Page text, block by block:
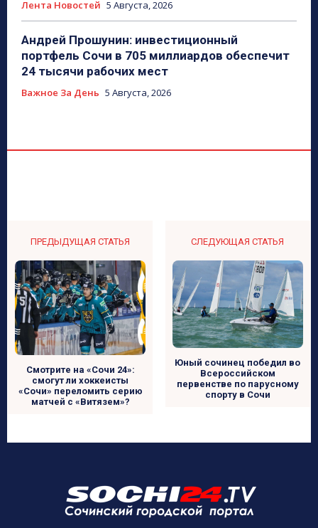
Лента Новостей 5 Августа, 2026
Андрей Прошунин: инвестиционный
портфель Сочи в 705 миллиардов обеспечит
24 тысячи рабочих мест
Важное За День 5 Августа, 2026
ПРЕДЫДУЩАЯ СТАТЬЯ
Смотрите на «Сочи 24»:
смогут ли хоккеисты
«Сочи» переломить серию
матчей с «Витязем»?
СЛЕДУЮЩАЯ СТАТЬЯ
Юный сочинец победил во
Всероссийском
первенстве по парусному
спорту в Сочи